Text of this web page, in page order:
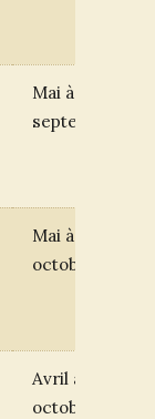
Mai à
septembre
Mai à
octobre
Avril à
octobre